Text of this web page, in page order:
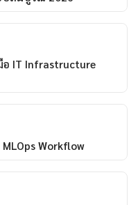
อ IT Infrastructure
Workflow